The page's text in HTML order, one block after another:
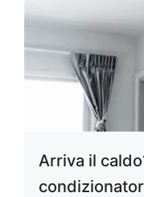
Arriva il